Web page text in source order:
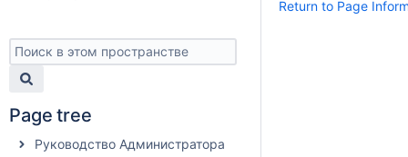
Page tree
Руководство Администратора
Return to Page